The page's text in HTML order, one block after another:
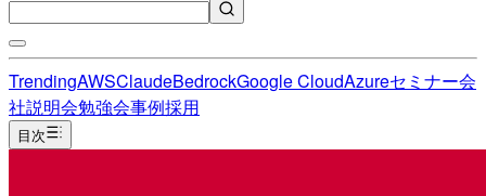
TrendingAWSClaudeBedrockGoogle CloudAzureセミナー会
社説明会勉強会事例採用
目次